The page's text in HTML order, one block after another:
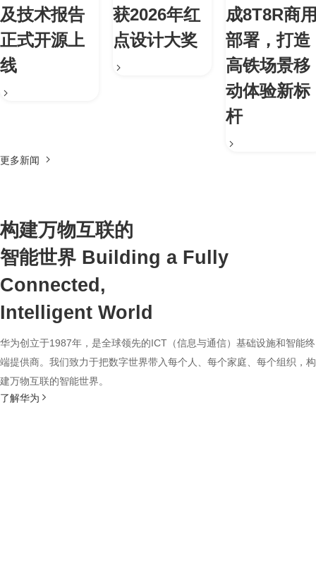
及技术报告
正式开源上
线
获2026年红
点设计大奖
成8T8R商
部署，打造
高铁场景移
动体验新标
杆
更多新闻
构建万物互联的
智能世界 Building a Fully
Connected,
Intelligent World
华为创立于1987年，是全球领先的ICT（信息与通信）基础设施和智能终
端提供商。我们致力于把数字世界带入每个人、每个家庭、每个组织，构
建万物互联的智能世界。
了解华为